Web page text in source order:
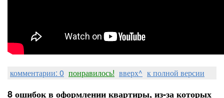
комментарии: 0 понравилось! вверх^ к полной версии
8 ошибок в оформлении квартиры, из-за которых